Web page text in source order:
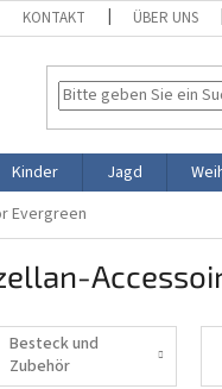
KONTAKT ÜBER UNS
Kinder Jagd
Evergreen
Besteck und
Zubehör